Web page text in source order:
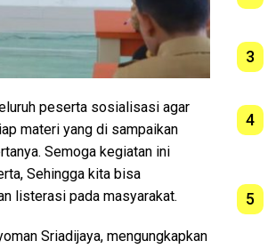
peserta sosialisasi agar
materi yang di sampaikan
Semoga kegiatan ini
Sehingga kita bisa
listerasi pada masyarakat.
Sriadijaya, mengungkapkan
3
4
5